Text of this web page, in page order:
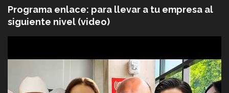
Programa enlace: para llevar a tu empresa al
siguiente nivel (video)